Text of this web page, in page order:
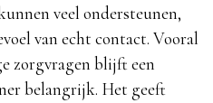
veel ondersteunen,
van echt contact. Vooral
zorgvragen blijft een
belangrijk. Het geeft